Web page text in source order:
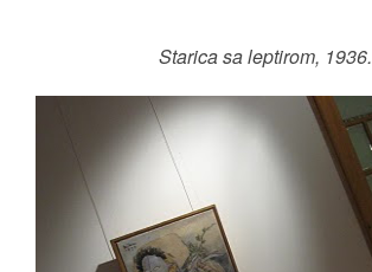
Starica sa leptirom, 1936.